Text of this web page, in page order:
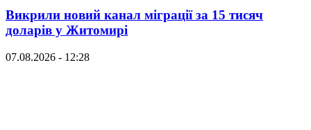
Викрили новий канал міграції за 15 тисяч
доларів у Житомирі
07.08.2026 - 12:28